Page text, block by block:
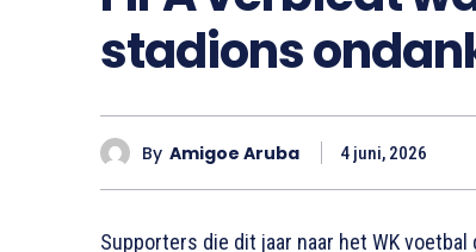
stadions
By Amigoe Aruba 4 juni, 2026
Supporters die dit jaar naar het WK